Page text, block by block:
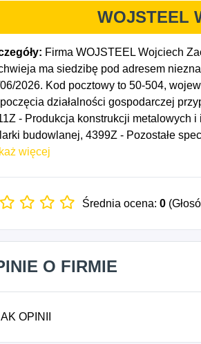
WOJSTEEL
Firma WOJSTEEL Wojciech
ma siedzibę pod adresem
2026. Kod pocztowy to 50-504,
działalności gospodarczej
- Produkcja konstrukcji metalowych
budowlanej, 4399Z - Pozostałe
2553Z - Obróbka
przedstawień artystycznych.
więcej
Średnia ocena: 0
O FIRMIE
OPINII